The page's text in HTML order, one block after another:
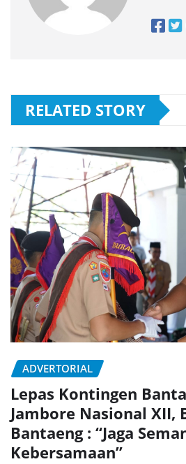
RELATED STORY
ADVERTORIAL
Lepas Kontingen
Jambore Nasional XII,
Bantaeng : “Jaga
Kebersamaan”